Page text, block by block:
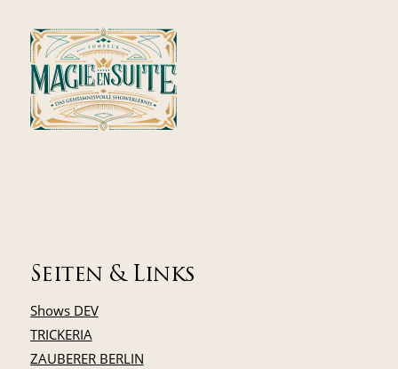
Seiten & Links
Shows DEV
TRICKERIA
ZAUBERER BERLIN